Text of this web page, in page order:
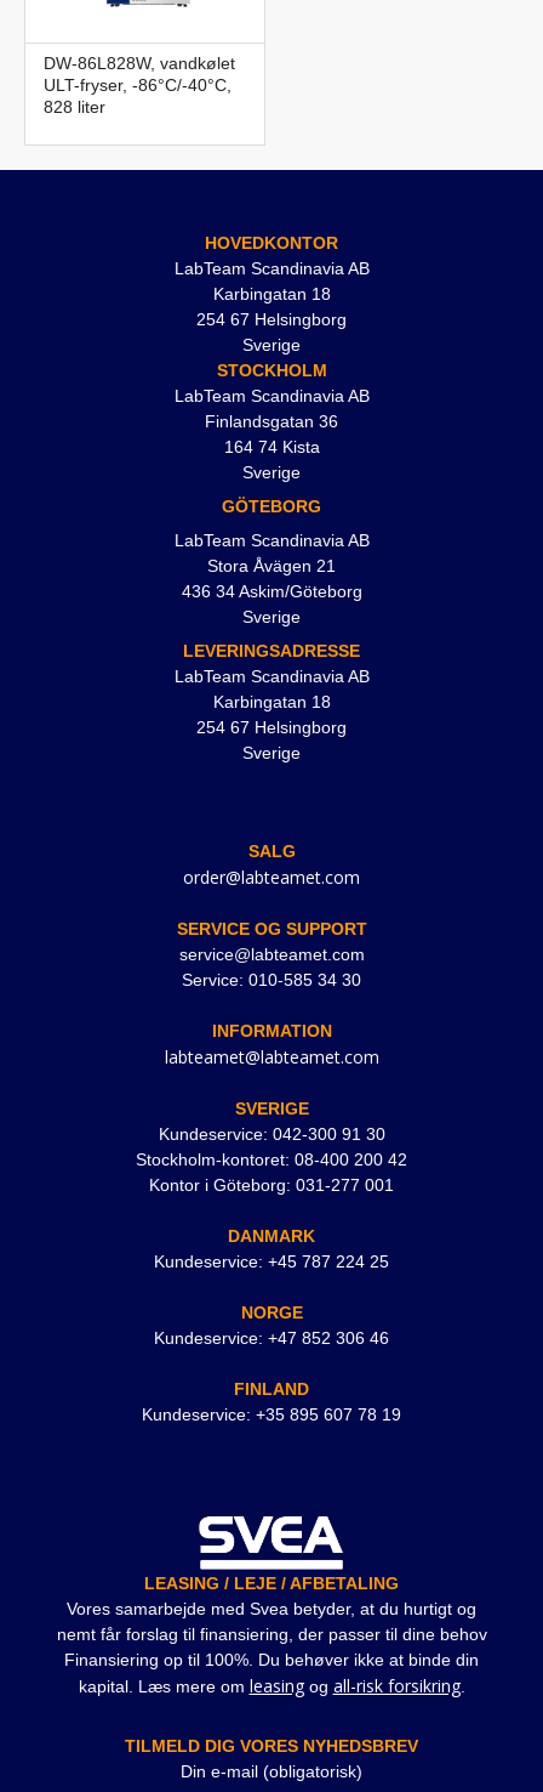
DW-86L828W, vandkølet
ULT-fryser, -86°C/-40°C,
828 liter
HOVEDKONTOR
LabTeam Scandinavia AB
Karbingatan 18
254 67 Helsingborg
Sverige
STOCKHOLM
LabTeam Scandinavia AB
Finlandsgatan 36
164 74 Kista
Sverige
GÖTEBORG
LabTeam Scandinavia AB
Stora Åvägen 21
436 34 Askim/Göteborg
Sverige
LEVERINGSADRESSE
LabTeam Scandinavia AB
Karbingatan 18
254 67 Helsingborg
Sverige
SALG
order@labteamet.com
SERVICE OG SUPPORT
service@labteamet.com
Service: 010-585 34 30
INFORMATION
labteamet@labteamet.com
SVERIGE
Kundeservice: 042-300 91 30
Stockholm-kontoret: 08-400 200 42
Kontor i Göteborg: 031-277 001
DANMARK
Kundeservice: +45 787 224 25
NORGE
Kundeservice: +47 852 306 46
FINLAND
Kundeservice: +35 895 607 78 19
LEASING / LEJE / AFBETALING
Vores samarbejde med Svea betyder, at du hurtigt og
nemt får forslag til finansiering, der passer til dine behov
Finansiering op til 100%. Du behøver ikke at binde din
kapital. Læs mere om leasingog all-risk forsikring.
TILMELD DIG VORES NYHEDSBREV
Din e-mail (obligatorisk)